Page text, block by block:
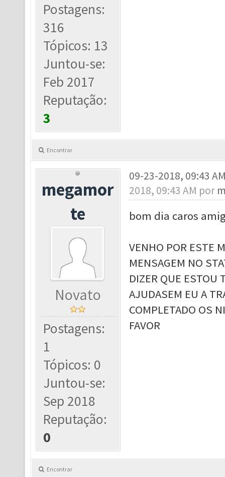
Postagens:
316
Tópicos: 13
Juntou-se:
Feb 2017
Reputação:
3
Encontrar
megamor
te
Novato
Postagens:
1
Tópicos: 0
Juntou-se:
Sep 2018
Reputação:
0
09-23-2018, 09:43
2018, 09:43 AM por
bom dia caros
VENHO POR ESTE
MENSAGEM NO
DIZER QUE ESTOU
AJUDASEM EU A
COMPLETADO OS
FAVOR
Encontrar